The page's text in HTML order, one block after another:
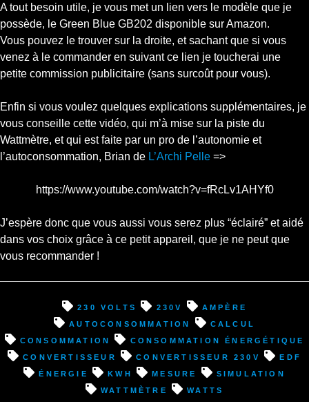
A tout besoin utile, je vous met un lien vers le modèle que je
possède, le Green Blue GB202 disponible sur Amazon.
Vous pouvez le trouver sur la droite, et sachant que si vous
venez à le commander en suivant ce lien je toucherai une
petite commission publicitaire (sans surcoût pour vous).
Enfin si vous voulez quelques explications supplémentaires, je
vous conseille cette vidéo, qui m’à mise sur la piste du
Wattmètre, et qui est faite par un pro de l’autonomie et
l’autoconsommation, Brian de L’Archi Pelle =>
https://www.youtube.com/watch?v=fRcLv1AHYf0
J’espère donc que vous aussi vous serez plus “éclairé” et aidé
dans vos choix grâce à ce petit appareil, que je ne peut que
vous recommander !
230 volts 230v
ampère
autoconsommation
calcul
consommation
consommation énergétique
convertisseur
convertisseur 230v
EDF
énergie
kWh mesure
simulation
wattmètre
watts